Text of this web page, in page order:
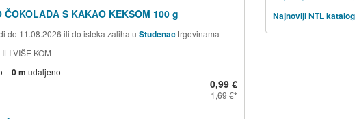
ČOKOLADA S KAKAO KEKSOM 100 g
do 11.08.2026 ili do isteka zaliha u Studenactrgovinama
VIŠE KOM
0 m udaljeno
0,99 €
1,69 €
Najnoviji NTL katalog